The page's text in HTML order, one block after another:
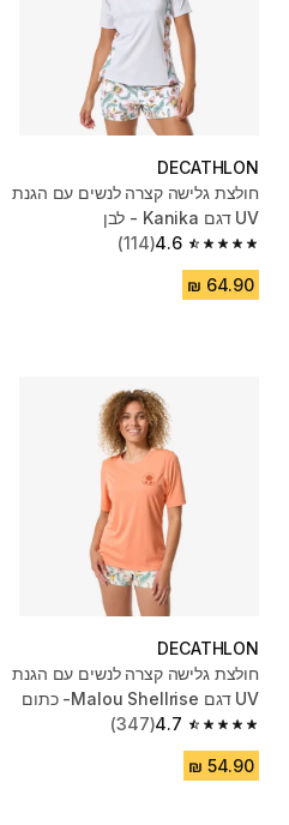
DECATHLON
חולצת גלישה קצרה לנשים עם הגנת
UV דגם Kanika - לבן
4.6
4.6 out of 5 stars from 114 reviews
(114)
DECATHLON
חולצת גלישה קצרה לנשים עם הגנת
UV דגם Malou Shellrise- כתום
4.7
4.7 out of 5 stars from 347 reviews
(347)